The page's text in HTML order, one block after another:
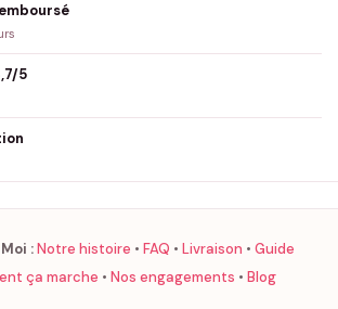
5
:Notre histoire • FAQ • Livraison • Guide
ça marche • Nos engagements • Blog